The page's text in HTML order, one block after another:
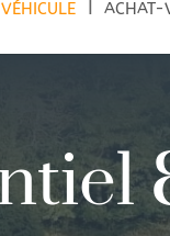
ACHAT-